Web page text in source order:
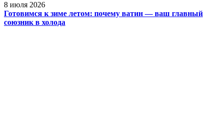
8 июля 2026
Готовимся к зиме летом: почему ватин — ваш главный
союзник в холода